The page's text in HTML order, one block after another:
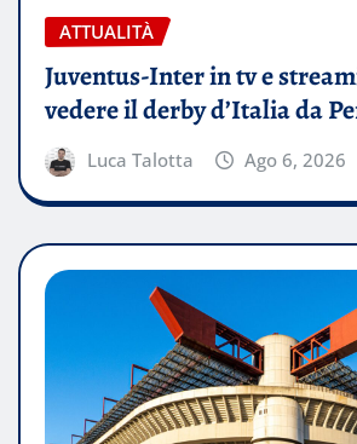
ATTUALITÀ
Juventus-Inter in tv e
vedere il derby d’Italia da
Luca Talotta Ago 6, 2026